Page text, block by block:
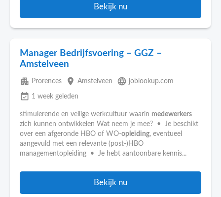
Bekijk nu
Manager Bedrijfsvoering – GGZ –
Amstelveen
apartment Prorences place Amstelveen language joblookup.com
event_available 1 week geleden
stimulerende en veilige werkcultuur waarin medewerkers
zich kunnen ontwikkelen Wat neem je mee? • Je beschikt
over een afgeronde HBO of WO-opleiding, eventueel
aangevuld met een relevante (post-)HBO
managementopleiding • Je hebt aantoonbare kennis...
Bekijk nu